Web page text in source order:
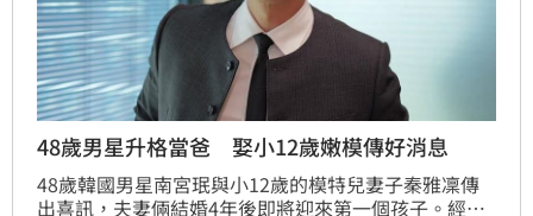
48歲男星升格當爸 娶小12歲嫩模傳好消息
48歲韓國男星南宮珉與小12歲的模特兒妻子秦雅凜傳
出喜訊，夫妻倆結婚4年後即將迎來第一個孩子。經紀